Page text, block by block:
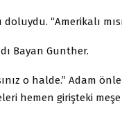
“Amerikalı
Bayan Gunther.
o halde.” Adam
hemen girişteki